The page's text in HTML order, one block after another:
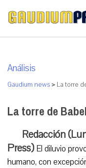
Análisis
Gaudium news > La torre
La torre de
Redacción
Press) El diluvio
humano, con